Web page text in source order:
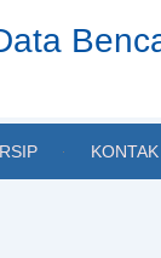
KONTAK